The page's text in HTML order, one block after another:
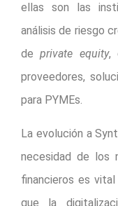
ellas son las
análisis de riesgo
deprivate equity,
proveedores,
para PYMEs.
La evolución a
necesidad de los
financieros es
que la